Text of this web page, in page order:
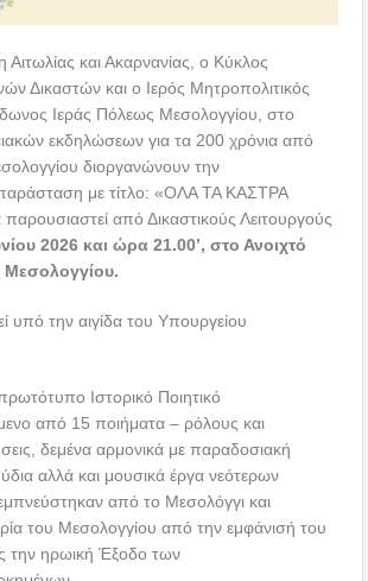
και Ακαρνανίας, ο Κύκλος
Δικαστών και ο Ιερός Μητροπολιτικός
Ιεράς Πόλεως Μεσολογγίου, στο
εκδηλώσεων για τα 200 χρόνια από
διοργανώνουν την
παράσταση με τίτλο: «ΟΛΑ ΤΑ ΚΑΣΤΡΑ
από Δικαστικούς Λειτουργούς
2026 και ώρα 21.00’, στο Ανοιχτό
Μεσολογγίου.
υπό την αιγίδα του Υπουργείου
Ιστορικό Ποιητικό
από 15 ποιήματα – ρόλους και
δεμένα αρμονικά με παραδοσιακή
αλλά και μουσικά έργα νεότερων
από το Μεσολόγγι και
του Μεσολογγίου από την εμφάνισή του
την ηρωική Έξοδο των